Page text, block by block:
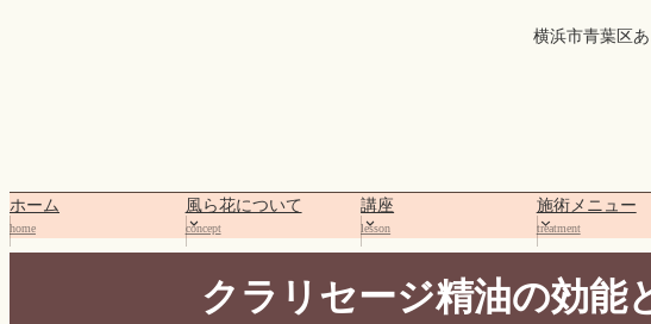
プ
横浜市青葉区
ホーム
home
風ら花について
concept
講座
lesson
施術メニュー
treatment
クラリセージ精油の効能